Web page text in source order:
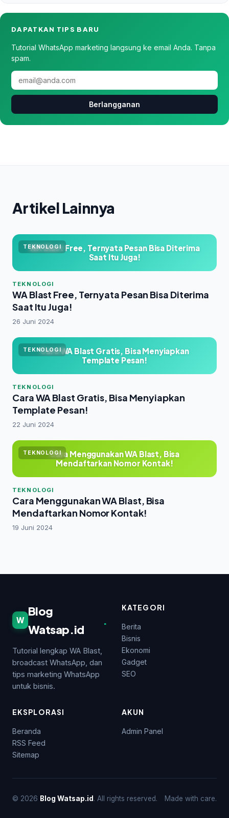
DAPATKAN TIPS BARU
Tutorial WhatsApp marketing langsung ke email Anda. Tanpa
spam.
Berlangganan
Artikel Lainnya
TEKNOLOGI
WA Blast Free, Ternyata Pesan Bisa Diterima
Saat Itu Juga!
TEKNOLOGI
WA Blast Free, Ternyata Pesan Bisa Diterima
Saat Itu Juga!
26 Juni 2024
TEKNOLOGI
Cara WA Blast Gratis, Bisa Menyiapkan
Template Pesan!
TEKNOLOGI
Cara WA Blast Gratis, Bisa Menyiapkan
Template Pesan!
22 Juni 2024
TEKNOLOGICara Menggunakan WA Blast, Bisa
Mendaftarkan Nomor Kontak!
TEKNOLOGI
Cara Menggunakan WA Blast, Bisa
Mendaftarkan Nomor Kontak!
19 Juni 2024
W
Blog
Watsap.id
.
Tutorial lengkap WA Blast,
broadcast WhatsApp, dan
tips marketing WhatsApp
untuk bisnis.
KATEGORI
Berita
Bisnis
Ekonomi
Gadget
SEO
EKSPLORASI
Beranda
RSS Feed
Sitemap
AKUN
Admin Panel
© 2026 Blog Watsap.id . All rights reserved. Made with care.